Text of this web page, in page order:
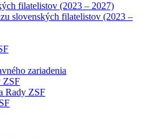
filatelistov (2023 – 2027)
slovenských filatelistov (2023 –
zariadenia
ZSF
Rady ZSF